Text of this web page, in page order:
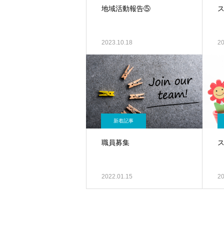
地域活動報告⑤
2023.10.18
新着記事
職員募集
2022.01.15